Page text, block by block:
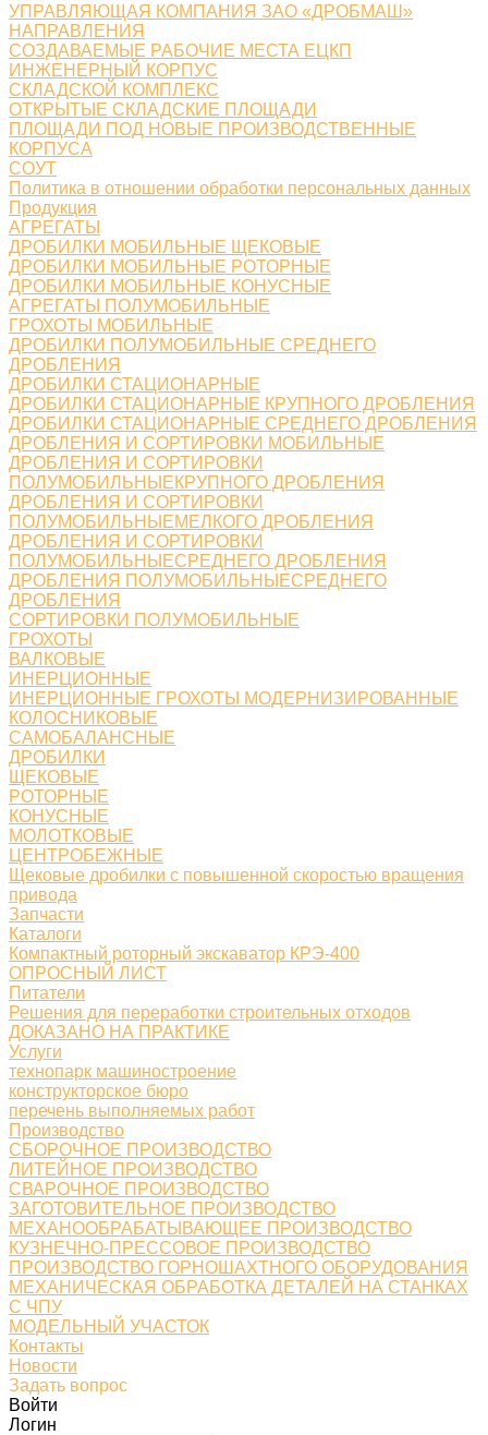
УПРАВЛЯЮЩАЯ КОМПАНИЯ ЗАО «ДРОБМАШ»
НАПРАВЛЕНИЯ
СОЗДАВАЕМЫЕ РАБОЧИЕ МЕСТА ЕЦКП
ИНЖЕНЕРНЫЙ КОРПУС
СКЛАДСКОЙ КОМПЛЕКС
ОТКРЫТЫЕ СКЛАДСКИЕ ПЛОЩАДИ
ПЛОЩАДИ ПОД НОВЫЕ ПРОИЗВОДСТВЕННЫЕ
КОРПУСА
СОУТ
Политика в отношении обработки персональных данных
Продукция
АГРЕГАТЫ
ДРОБИЛКИ МОБИЛЬНЫЕ ЩЕКОВЫЕ
ДРОБИЛКИ МОБИЛЬНЫЕ РОТОРНЫЕ
ДРОБИЛКИ МОБИЛЬНЫЕ КОНУСНЫЕ
АГРЕГАТЫ ПОЛУМОБИЛЬНЫЕ
ГРОХОТЫ МОБИЛЬНЫЕ
ДРОБИЛКИ ПОЛУМОБИЛЬНЫЕ СРЕДНЕГО
ДРОБЛЕНИЯ
ДРОБИЛКИ СТАЦИОНАРНЫЕ
ДРОБИЛКИ СТАЦИОНАРНЫЕ КРУПНОГО ДРОБЛЕНИЯ
ДРОБИЛКИ СТАЦИОНАРНЫЕ СРЕДНЕГО ДРОБЛЕНИЯ
ДРОБЛЕНИЯ И СОРТИРОВКИ МОБИЛЬНЫЕ
ДРОБЛЕНИЯ И СОРТИРОВКИ
ПОЛУМОБИЛЬНЫЕКРУПНОГО ДРОБЛЕНИЯ
ДРОБЛЕНИЯ И СОРТИРОВКИ
ПОЛУМОБИЛЬНЫЕМЕЛКОГО ДРОБЛЕНИЯ
ДРОБЛЕНИЯ И СОРТИРОВКИ
ПОЛУМОБИЛЬНЫЕСРЕДНЕГО ДРОБЛЕНИЯ
ДРОБЛЕНИЯ ПОЛУМОБИЛЬНЫЕСРЕДНЕГО
ДРОБЛЕНИЯ
СОРТИРОВКИ ПОЛУМОБИЛЬНЫЕ
ГРОХОТЫ
ВАЛКОВЫЕ
ИНЕРЦИОННЫЕ
ИНЕРЦИОННЫЕ ГРОХОТЫ МОДЕРНИЗИРОВАННЫЕ
КОЛОСНИКОВЫЕ
САМОБАЛАНСНЫЕ
ДРОБИЛКИ
ЩЕКОВЫЕ
РОТОРНЫЕ
КОНУСНЫЕ
МОЛОТКОВЫЕ
ЦЕНТРОБЕЖНЫЕ
Щековые дробилки с повышенной скоростью вращения
привода
Запчасти
Каталоги
Компактный роторный экскаватор КРЭ-400
ОПРОСНЫЙ ЛИСТ
Питатели
Решения для переработки строительных отходов
ДОКАЗАНО НА ПРАКТИКЕ
Услуги
технопарк машиностроение
конструкторское бюро
перечень выполняемых работ
Производство
СБОРОЧНОЕ ПРОИЗВОДСТВО
ЛИТЕЙНОЕ ПРОИЗВОДСТВО
СВАРОЧНОЕ ПРОИЗВОДСТВО
ЗАГОТОВИТЕЛЬНОЕ ПРОИЗВОДСТВО
МЕХАНООБРАБАТЫВАЮЩЕЕ ПРОИЗВОДСТВО
КУЗНЕЧНО-ПРЕССОВОЕ ПРОИЗВОДСТВО
ПРОИЗВОДСТВО ГОРНОШАХТНОГО ОБОРУДОВАНИЯ
МЕХАНИЧЕСКАЯ ОБРАБОТКА ДЕТАЛЕЙ НА СТАНКАХ
С ЧПУ
МОДЕЛЬНЫЙ УЧАСТОК
Контакты
Новости
Задать вопрос
Войти
Логин